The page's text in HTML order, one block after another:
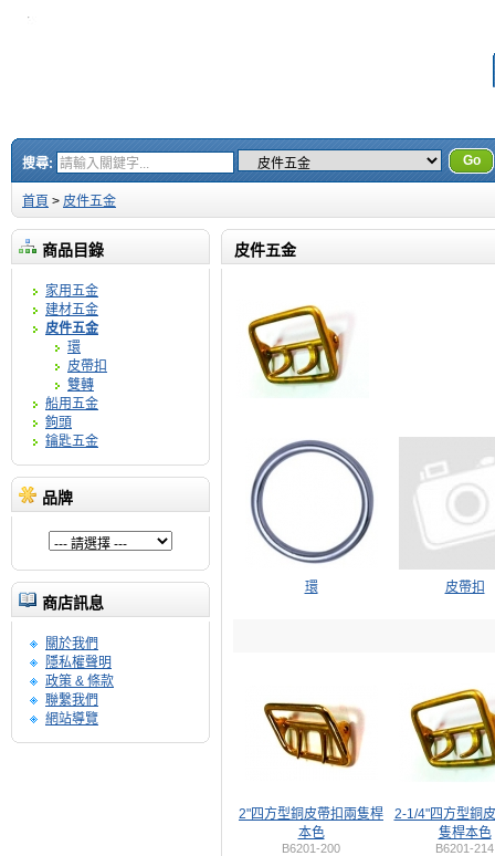
搜尋: Go
首頁 > 皮件五金
商品目錄
家用五金
建材五金
皮件五金
環
皮帶扣
雙轉
船用五金
鉤頭
鑰匙五金
品牌
商店訊息
關於我們
隱私權聲明
政策 & 條款
聯繫我們
網站導覽
皮件五金
環 皮帶扣
2"四方型銅皮帶扣兩隻桿
本色
B6201-200
2-1/4"四方型銅
隻桿本色
B6201-214